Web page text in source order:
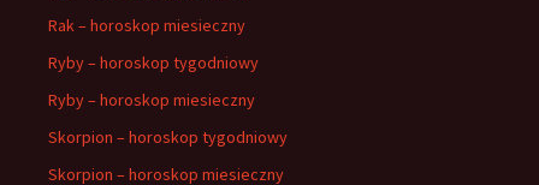
Rak – horoskop miesieczny
Ryby – horoskop tygodniowy
Ryby – horoskop miesieczny
Skorpion – horoskop tygodniowy
Skorpion – horoskop miesieczny